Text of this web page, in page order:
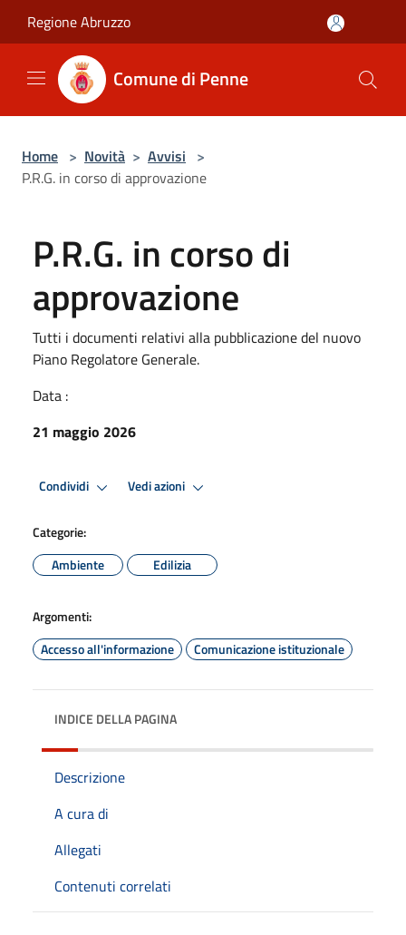
Regione Abruzzo
Comune di Penne
Home > Novità > Avvisi >
P.R.G. in corso di approvazione
P.R.G. in corso di
approvazione
Tutti i documenti relativi alla pubblicazione del nuovo
Piano Regolatore Generale.
Data :
21 maggio 2026
Condividi Vedi azioni
Categorie:
Ambiente
Edilizia
Argomenti:
Accesso all'informazione
Comunicazione istituzionale
INDICE DELLA PAGINA
Descrizione
A cura di
Allegati
Contenuti correlati